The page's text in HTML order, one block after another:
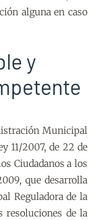
alguna en caso
y
Municipal
11/2007, de 22 de
Ciudadanos a los
que desarrolla
Reguladora de la
resoluciones de la